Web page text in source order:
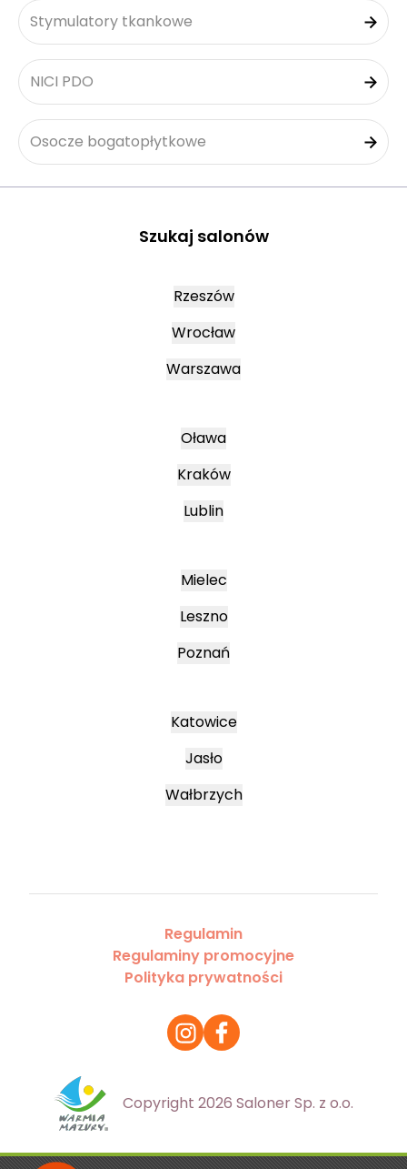
Stymulatory tkankowe
NICI PDO
Osocze bogatopłytkowe
Szukaj salonów
Rzeszów
Wrocław
Warszawa
Oława
Kraków
Lublin
Mielec
Leszno
Poznań
Katowice
Jasło
Wałbrzych
Regulamin
Regulaminy promocyjne
Polityka prywatności
Copyright 2026 Saloner Sp. z o.o.